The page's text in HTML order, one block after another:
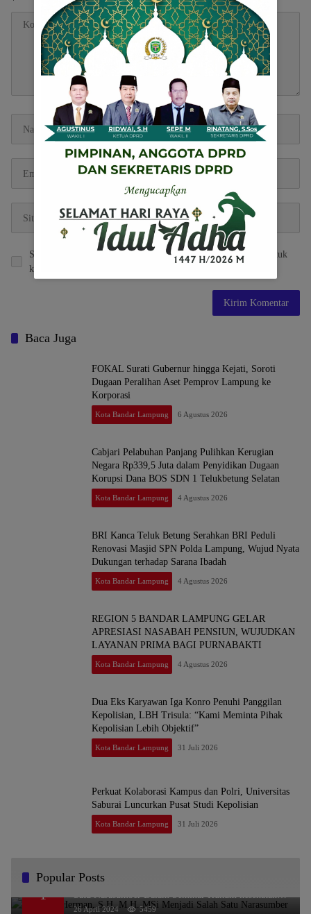
Simpan nama, email, dan situs web saya pada peramban ini untuk
komentar saya berikutnya.
Baca Juga
FOKAL Surati Gubernur hingga Kejati, Soroti
Dugaan Peralihan Aset Pemprov Lampung ke
Korporasi
Kota Bandar Lampung 6 Agustus 2026
Cabjari Pelabuhan Panjang Pulihkan Kerugian
Negara Rp339,5 Juta dalam Penyidikan Dugaan
Korupsi Dana BOS SDN 1 Telukbetung Selatan
Kota Bandar Lampung 4 Agustus 2026
BRI Kanca Teluk Betung Serahkan BRI Peduli
Renovasi Masjid SPN Polda Lampung, Wujud Nyata
Dukungan terhadap Sarana Ibadah
Kota Bandar Lampung 4 Agustus 2026
REGION 5 BANDAR LAMPUNG GELAR
APRESIASI NASABAH PENSIUN, WUJUDKAN
LAYANAN PRIMA BAGI PURNABAKTI
Kota Bandar Lampung 4 Agustus 2026
Dua Eks Karyawan Iga Konro Penuhi Panggilan
Kepolisian, LBH Trisula: “Kami Meminta Pihak
Kepolisian Lebih Objektif”
Kota Bandar Lampung 31 Juli 2026
Perkuat Kolaborasi Kampus dan Polri, Universitas
Saburai Luncurkan Pusat Studi Kepolisian
Kota Bandar Lampung 31 Juli 2026
Popular Posts
1
Dr. KMS Herman, S.H.,M.H.,MSi Menjadi Salah
Satu Narasumber Dalam Seminar Hukum kesehatan
Di RSUD Leuwiliang
26 April 2024 5459